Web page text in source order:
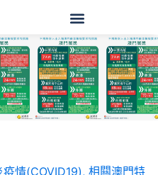
情(COVID19), 相闗澳門特